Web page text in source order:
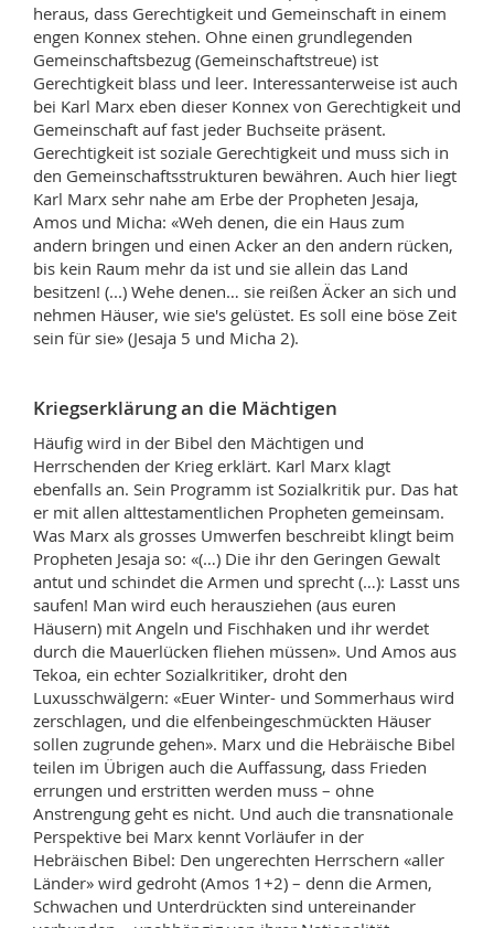
heraus, dass Gerechtigkeit und Gemeinschaft in einem
engen Konnex stehen. Ohne einen grundlegenden
Gemeinschaftsbezug (Gemeinschaftstreue) ist
Gerechtigkeit blass und leer. Interessanterweise ist auch
bei Karl Marx eben dieser Konnex von Gerechtigkeit und
Gemeinschaft auf fast jeder Buchseite präsent.
Gerechtigkeit ist soziale Gerechtigkeit und muss sich in
den Gemeinschaftsstrukturen bewähren. Auch hier liegt
Karl Marx sehr nahe am Erbe der Propheten Jesaja,
Amos und Micha: «Weh denen, die ein Haus zum
andern bringen und einen Acker an den andern rücken,
bis kein Raum mehr da ist und sie allein das Land
besitzen! (...) Wehe denen… sie reißen Äcker an sich und
nehmen Häuser, wie sie's gelüstet. Es soll eine böse Zeit
sein für sie» (Jesaja 5 und Micha 2).
Kriegserklärung an die Mächtigen
Häufig wird in der Bibel den Mächtigen und
Herrschenden der Krieg erklärt. Karl Marx klagt
ebenfalls an. Sein Programm ist Sozialkritik pur. Das hat
er mit allen alttestamentlichen Propheten gemeinsam.
Was Marx als grosses Umwerfen beschreibt klingt beim
Propheten Jesaja so: «(…) Die ihr den Geringen Gewalt
antut und schindet die Armen und sprecht (…): Lasst uns
saufen! Man wird euch herausziehen (aus euren
Häusern) mit Angeln und Fischhaken und ihr werdet
durch die Mauerlücken fliehen müssen». Und Amos aus
Tekoa, ein echter Sozialkritiker, droht den
Luxusschwälgern: «Euer Winter- und Sommerhaus wird
zerschlagen, und die elfenbeingeschmückten Häuser
sollen zugrunde gehen». Marx und die Hebräische Bibel
teilen im Übrigen auch die Auffassung, dass Frieden
errungen und erstritten werden muss – ohne
Anstrengung geht es nicht. Und auch die transnationale
Perspektive bei Marx kennt Vorläufer in der
Hebräischen Bibel: Den ungerechten Herrschern «aller
Länder» wird gedroht (Amos 1+2) – denn die Armen,
Schwachen und Unterdrückten sind untereinander